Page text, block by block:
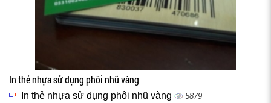
In thẻ nhựa sử dụng phôi nhũ vàng
In thẻ nhựa sử dụng phôi nhũ vàng 5879